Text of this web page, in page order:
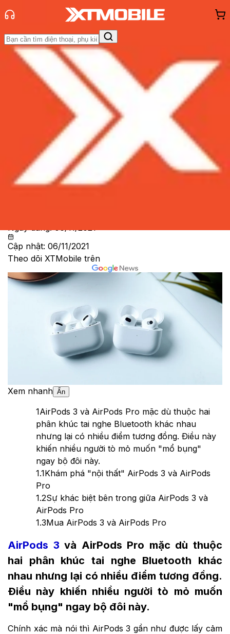
Trang chủ
Tin tức
Tin Mới
Đánh Giá - Trên TaySo Sánh Tư vấnKhuyến
Hỏi đáp App - Game Thông báo
hàng - Sự kiện
AirPods 3 và AirPods Pro khác nhau
như thế nào, cận cảnh 'mổ bụng'
bộ đôi tai nghe không dây
Ngày đăng:06/11/2021
Cập nhật: 06/11/2021
Theo dõi XTMobile trên
Xem nhanh Ẩn
1AirPods 3 và AirPods Pro mặc dù thuộc hai
phân khúc tai nghe Bluetooth khác nhau
nhưng lại có nhiều điểm tương đồng. Điều này
khiến nhiều người tò mỏ muốn "mổ bụng"
ngay bộ đôi này.
1.1Khám phá "nội thất" AirPods 3 và AirPods
Pro
1.2Sự khác biệt bên trong giữa AirPods 3 và
AirPods Pro
1.3Mua AirPods 3 và AirPods Pro
AirPods 3 và AirPods Pro mặc dù thuộc
hai phân khúc tai nghe Bluetooth khác
nhau nhưng lại có nhiều điểm tương đồng.
Điều này khiến nhiều người tò mỏ muốn
"mổ bụng" ngay bộ đôi này.
Chính xác mà nói thì AirPods 3 gần như được lấy cảm